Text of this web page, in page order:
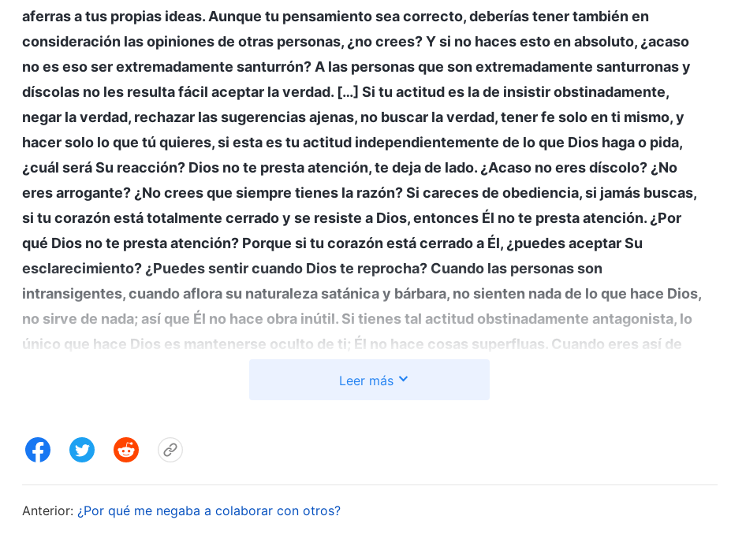
aferras a tus propias ideas. Aunque tu pensamiento sea correcto, deberías tener también en
consideración las opiniones de otras personas, ¿no crees? Y si no haces esto en absoluto, ¿acaso
no es eso ser extremadamente santurrón? A las personas que son extremadamente santurronas y
díscolas no les resulta fácil aceptar la verdad. […] Si tu actitud es la de insistir obstinadamente,
negar la verdad, rechazar las sugerencias ajenas, no buscar la verdad, tener fe solo en ti mismo, y
hacer solo lo que tú quieres, si esta es tu actitud independientemente de lo que Dios haga o pida,
¿cuál será Su reacción? Dios no te presta atención, te deja de lado. ¿Acaso no eres díscolo? ¿No
eres arrogante? ¿No crees que siempre tienes la razón? Si careces de obediencia, si jamás buscas,
si tu corazón está totalmente cerrado y se resiste a Dios, entonces Él no te presta atención. ¿Por
qué Dios no te presta atención? Porque si tu corazón está cerrado a Él, ¿puedes aceptar Su
esclarecimiento? ¿Puedes sentir cuando Dios te reprocha? Cuando las personas son
intransigentes, cuando aflora su naturaleza satánica y bárbara, no sienten nada de lo que hace Dios,
no sirve de nada; así que Él no hace obra inútil. Si tienes tal actitud obstinadamente antagonista, lo
único que hace Dios es mantenerse oculto de ti; Él no hace cosas superfluas. Cuando eres así de
cierta brutalidad que está harta de la verdad y es inmune a la razón. ¿Y crees que la gente puede
una forma adecuada de describirlo: es inmune a la razón. Cuando aflora la brutalidad de la gente y
Leer más
Anterior: ¿Por qué me negaba a colaborar con otros?